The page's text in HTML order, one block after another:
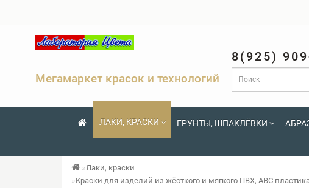
Мегамаркет красок и технологий
8(925)
ЛАКИ, КРАСКИ ГРУНТЫ, ШПАКЛЁВКИ
Лаки, краски
Краски для изделий из жёсткого и мягкого ПВХ, ABC